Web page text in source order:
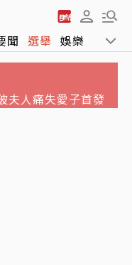
聞 選舉 娛樂 運動
夫人痛失愛子首發